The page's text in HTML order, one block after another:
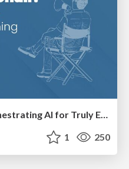
The Director’s Chair: Orchestrating AI for Truly Effective Learning
1 250